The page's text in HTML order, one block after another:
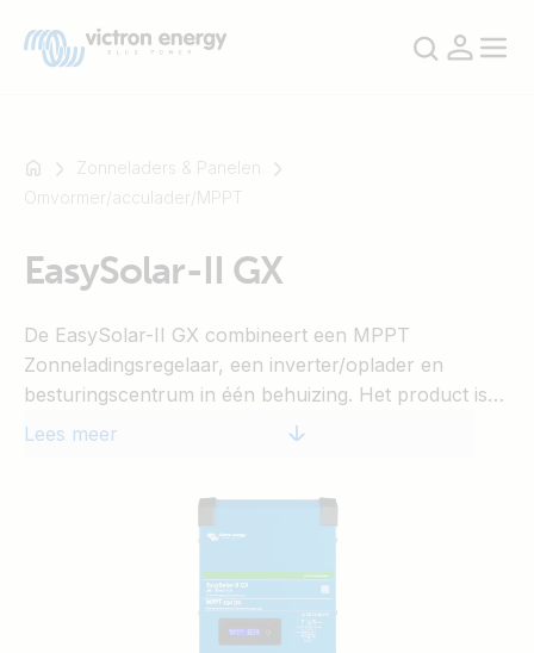
SmartSolar
Orion
SmartShunt
Zonneladers & Panelen
Omvormer/acculader/MPPT
EasySolar-II GX
De EasySolar-II GX combineert een MPPT
Zonneladingsregelaar, een inverter/oplader en
besturingscentrum in één behuizing. Het product is
makkelijk te installeren, met een minimum aan
Lees meer